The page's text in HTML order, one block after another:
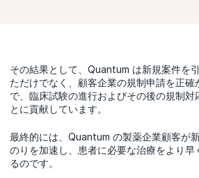
その結果として、Quantum は新規案件を
ただけでなく、顧客企業の規制申請を正確
で、臨床試験の進行およびその後の規制対
とに貢献しています。
最終的には、Quantum の製薬企業顧客が
のりを加速し、患者に必要な治療をより
るのです。